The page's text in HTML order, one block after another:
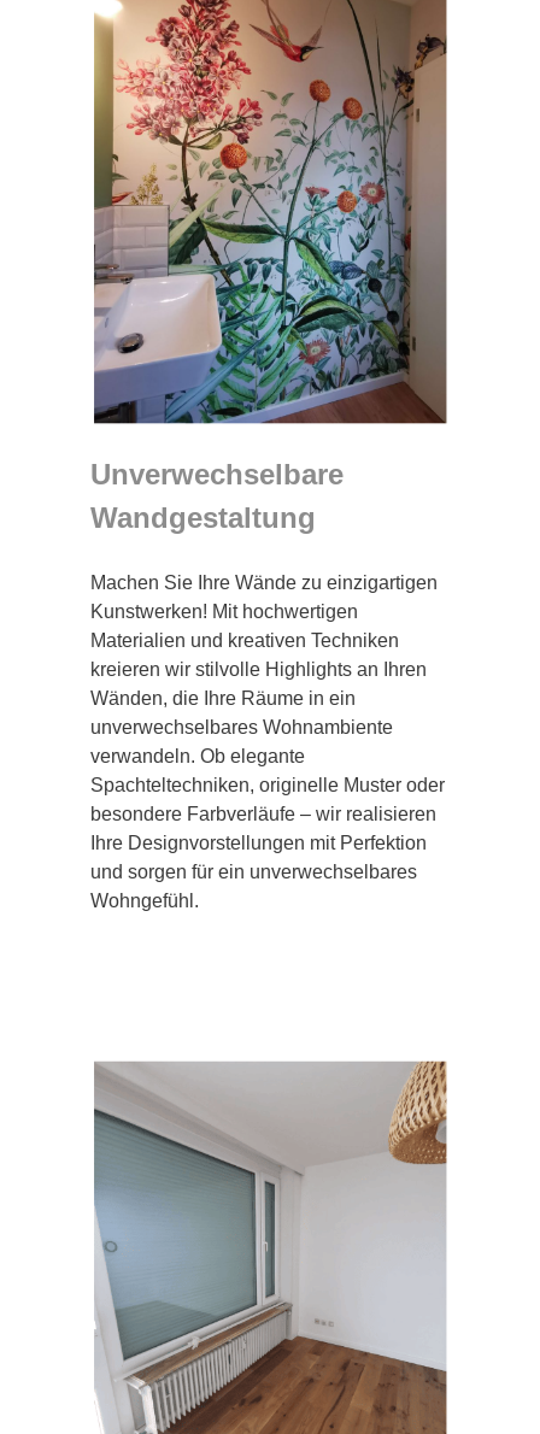
Unverwechselbare
Wandgestaltung
Machen Sie Ihre Wände zu einzigartigen
Kunstwerken! Mit hochwertigen
Materialien und kreativen Techniken
kreieren wir stilvolle Highlights an Ihren
Wänden, die Ihre Räume in ein
unverwechselbares Wohnambiente
verwandeln. Ob elegante
Spachteltechniken, originelle Muster oder
besondere Farbverläufe – wir realisieren
Ihre Designvorstellungen mit Perfektion
und sorgen für ein unverwechselbares
Wohngefühl.